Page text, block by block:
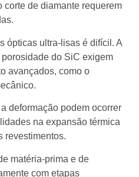
corte de diamante requerem
ópticas ultra-lisas é difícil. A
do SiC exigem
avançados, como o
deformação podem ocorrer
na expansão térmica
revestimentos.
matéria-prima e de
com etapas